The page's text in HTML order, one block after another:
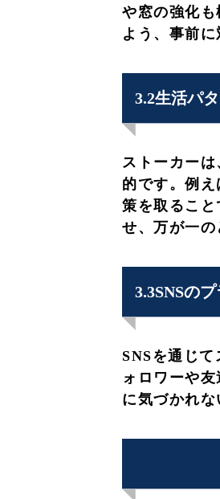
や窓の強化
よう、事前に
3.2生活パ
ストーカー
的です。例
策を取るこ
せ、万が一の
3.3SNSの
SNSを通じ
ォロワーや
に気づかれな